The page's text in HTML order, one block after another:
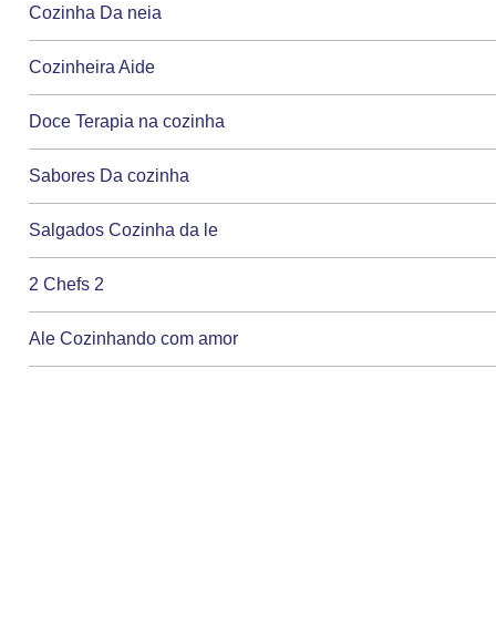
Cozinha Da neia
Cozinheira Aide
Doce Terapia na cozinha
Sabores Da cozinha
Salgados Cozinha da le
2 Chefs 2
Ale Cozinhando com amor